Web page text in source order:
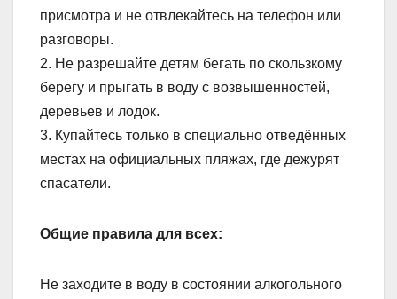
присмотра и не отвлекайтесь на телефон или
разговоры.
2. Не разрешайте детям бегать по скользкому
берегу и прыгать в воду с возвышенностей,
деревьев и лодок.
3. Купайтесь только в специально отведённых
местах на официальных пляжах, где дежурят
спасатели.
Общие правила для всех:
Не заходите в воду в состоянии алкогольного